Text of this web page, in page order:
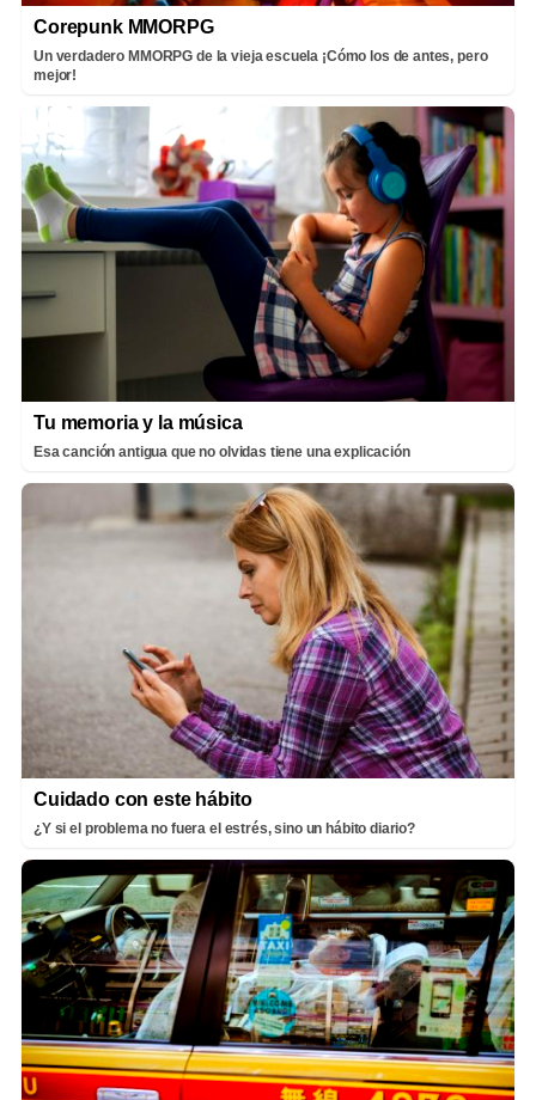
Corepunk MMORPG
Un verdadero MMORPG de la vieja escuela ¡Cómo los de antes, pero
mejor!
Tu memoria y la música
Esa canción antigua que no olvidas tiene una explicación
Cuidado con este hábito
¿Y si el problema no fuera el estrés, sino un hábito diario?